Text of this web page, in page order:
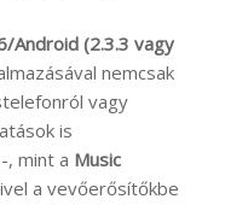
Android (2.3.3 vagy
nemcsak
vagy
is
, mint a Music
a vevőerősítőkbe